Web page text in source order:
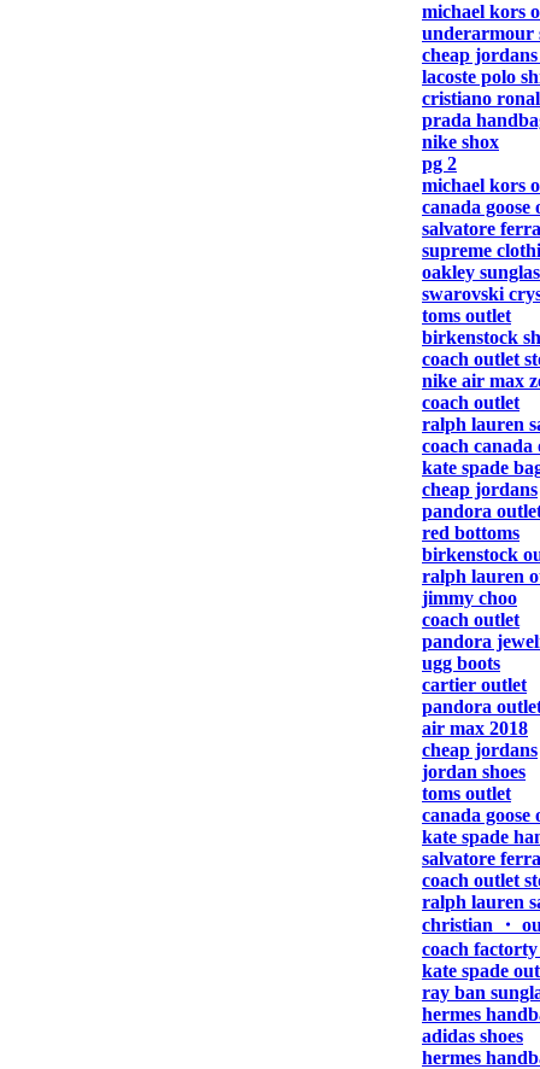
michael kors
underarmour
cheap
lacoste polo
cristiano
prada
nike shox
pg 2
michael kors
canada goose
salvatore
supreme
oakley
swarovski
toms outlet
birkenstock
coach outlet
nike air max
coach outlet
ralph lauren
coach canada
kate spade
cheap jordans
pandora
red bottoms
birkenstock
ralph lauren
jimmy choo
coach outlet
pandora
ugg boots
cartier outlet
pandora
air max 2018
cheap jordans
jordan shoes
toms outlet
canada goose
kate spade
salvatore
coach outlet
ralph lauren
christian ・
coach
kate spade
ray ban
hermes
adidas shoes
hermes